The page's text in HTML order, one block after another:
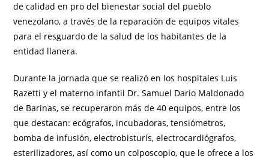
de calidad en pro del bienestar social del pueblo
venezolano, a través de la reparación de equipos vitales
para el resguardo de la salud de los habitantes de la
entidad llanera.
Durante la jornada que se realizó en los hospitales Luis
Razetti y el materno infantil Dr. Samuel Dario Maldonado
de Barinas, se recuperaron más de 40 equipos, entre los
que destacan: ecógrafos, incubadoras, tensiómetros,
bomba de infusión, electrobisturís, electrocardiógrafos,
esterilizadores, así como un colposcopio, que le ofrece a los